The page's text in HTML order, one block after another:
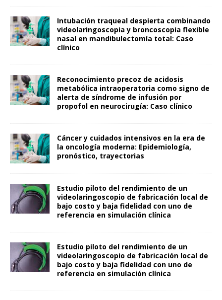
Intubación traqueal despierta combinando
videolaringoscopia y broncoscopia flexible
nasal en mandibulectomía total: Caso
clínico
Reconocimiento precoz de acidosis
metabólica intraoperatoria como signo de
alerta de síndrome de infusión por
propofol en neurocirugía: Caso clínico
Cáncer y cuidados intensivos en la era de
la oncología moderna: Epidemiología,
pronóstico, trayectorias
Estudio piloto del rendimiento de un
videolaringoscopio de fabricación local de
bajo costo y baja fidelidad con uno de
referencia en simulación clínica
Estudio piloto del rendimiento de un
videolaringoscopio de fabricación local de
bajo costo y baja fidelidad con uno de
referencia en simulación clínica